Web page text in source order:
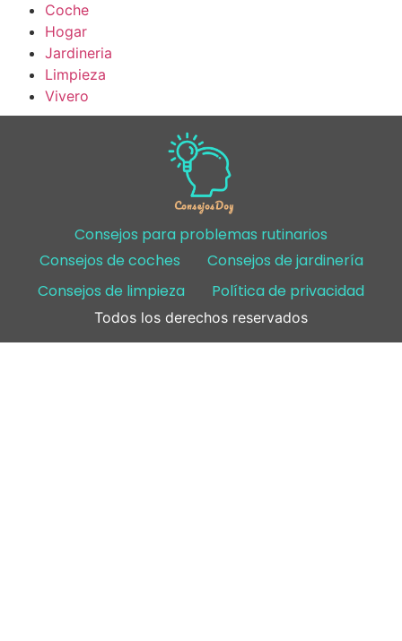
Coche
Hogar
Jardineria
Limpieza
Vivero
Consejos para problemas rutinarios
Consejos de coches
Consejos de jardinería
Consejos de limpieza
Política de privacidad
Todos los derechos reservados